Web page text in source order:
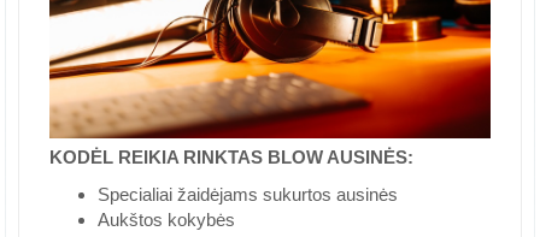
KODĖL REIKIA RINKTAS BLOW AUSINĖS:
Specialiai žaidėjams sukurtos ausinės
Aukštos kokybės